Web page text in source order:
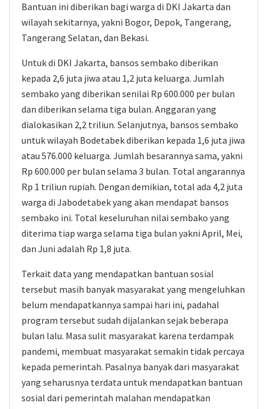
Bantuan ini diberikan bagi warga di DKI Jakarta dan
wilayah sekitarnya, yakni Bogor, Depok, Tangerang,
Tangerang Selatan, dan Bekasi.
Untuk di DKI Jakarta, bansos sembako diberikan
kepada 2,6 juta jiwa atau 1,2 juta keluarga. Jumlah
sembako yang diberikan senilai Rp 600.000 per bulan
dan diberikan selama tiga bulan. Anggaran yang
dialokasikan 2,2 triliun. Selanjutnya, bansos sembako
untuk wilayah Bodetabek diberikan kepada 1,6 juta jiwa
atau 576.000 keluarga. Jumlah besarannya sama, yakni
Rp 600.000 per bulan selama 3 bulan. Total angarannya
Rp 1 triliun rupiah. Dengan demikian, total ada 4,2 juta
warga di Jabodetabek yang akan mendapat bansos
sembako ini. Total keseluruhan nilai sembako yang
diterima tiap warga selama tiga bulan yakni April, Mei,
dan Juni adalah Rp 1,8 juta.
Terkait data yang mendapatkan bantuan sosial
tersebut masih banyak masyarakat yang mengeluhkan
belum mendapatkannya sampai hari ini, padahal
program tersebut sudah dijalankan sejak beberapa
bulan lalu. Masa sulit masyarakat karena terdampak
pandemi, membuat masyarakat semakin tidak percaya
kepada pemerintah. Pasalnya banyak dari masyarakat
yang seharusnya terdata untuk mendapatkan bantuan
sosial dari pemerintah malahan mendapatkan